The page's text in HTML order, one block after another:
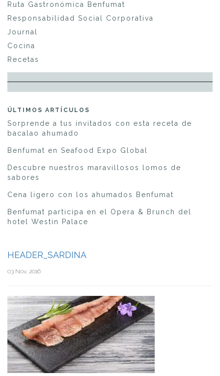
Ruta Gastronómica Benfumat
Responsabilidad Social Corporativa
Journal
Cocina
Recetas
ÚLTIMOS ARTÍCULOS
Sorprende a tus invitados con esta receta de
bacalao ahumado
Benfumat en Seafood Expo Global
Descubre nuestros maravillosos lomos de
sabores
Cena ligero con los ahumados Benfumat
Benfumat participa en el Opera & Brunch del
hotel Westin Palace
HEADER_SARDINA
03 Nov, 2016